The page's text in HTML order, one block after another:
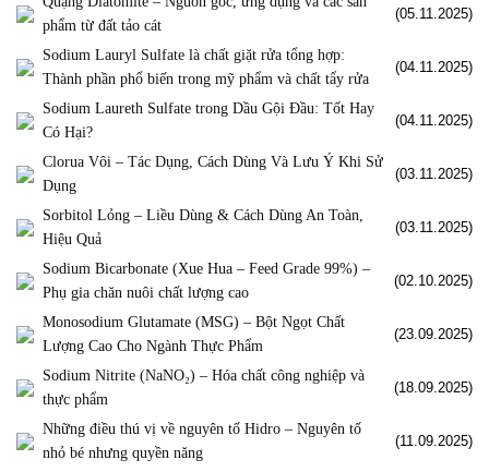
phẩm từ đất tảo cát
(05.11.2025)
Sodium Lauryl Sulfate là chất giặt rửa tổng hợp:
Thành phần phổ biến trong mỹ phẩm và chất tẩy rửa
(04.11.2025)
Sodium Laureth Sulfate trong Dầu Gội Đầu: Tốt Hay
Có Hại?
(04.11.2025)
Clorua Vôi – Tác Dụng, Cách Dùng Và Lưu Ý Khi Sử
Dụng
(03.11.2025)
Sorbitol Lỏng – Liều Dùng & Cách Dùng An Toàn,
Hiệu Quả
(03.11.2025)
Sodium Bicarbonate (Xue Hua – Feed Grade 99%) –
Phụ gia chăn nuôi chất lượng cao
(02.10.2025)
Monosodium Glutamate (MSG) – Bột Ngọt Chất
Lượng Cao Cho Ngành Thực Phẩm
(23.09.2025)
Sodium Nitrite (NaNO₂) – Hóa chất công nghiệp và
thực phẩm
(18.09.2025)
Những điều thú vị về nguyên tố Hidro – Nguyên tố
nhỏ bé nhưng quyền năng
(11.09.2025)